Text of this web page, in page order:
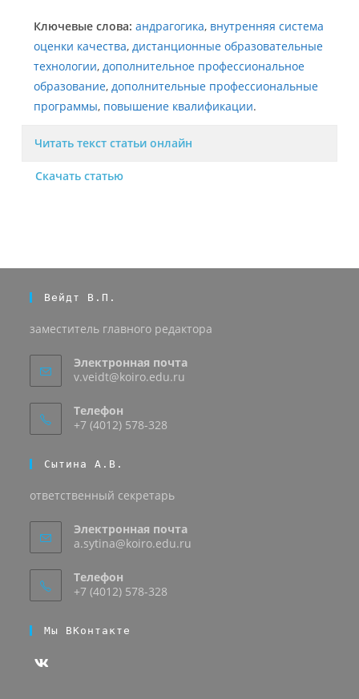
Ключевые слова:андрагогика, внутренняя система
оценки качества,дистанционные образовательные
технологии,дополнительное профессиональное
образование,дополнительные профессиональные
программы, повышение квалификации.
Читать текст статьи онлайн
Скачать статью
Вейдт В.П.
заместитель главного редактора
Электронная почта
v.veidt@koiro.edu.ru
Телефон
+7 (4012) 578-328
Сытина А.В.
ответственный секретарь
Электронная почта
a.sytina@koiro.edu.ru
Телефон
+7 (4012) 578-328
Мы ВКонтакте